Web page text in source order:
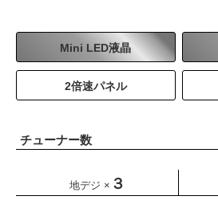
Mini LED液晶
2倍速パネル
チューナー数
地デジ × ３